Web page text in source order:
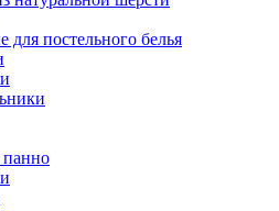
постельного белья